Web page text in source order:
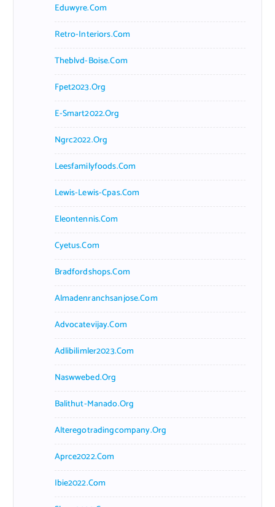
Eduwyre.com
Retro-Interiors.com
Theblvd-Boise.com
Fpet2023.org
E-Smart2022.org
Ngrc2022.org
Leesfamilyfoods.com
Lewis-Lewis-Cpas.com
Eleontennis.com
Cyetus.com
Bradfordshops.com
Almadenranchsanjose.com
Advocatevijay.com
Adlibilimler2023.com
Naswwebed.org
Balithut-Manado.org
Alteregotradingcompany.org
Aprce2022.com
Ibie2022.com